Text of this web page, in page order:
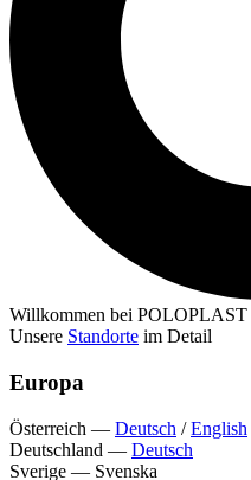
Willkommen bei POLOPLAST
Unsere Standorte im Detail
Europa
Österreich — Deutsch /English
Deutschland — Deutsch
Sverige — Svenska